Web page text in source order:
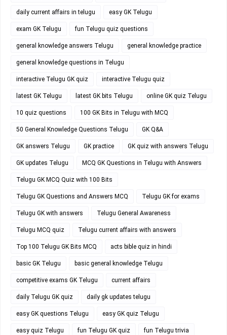
daily current affairs in telugu easy GK Telugu
exam GK Telugu fun Telugu quiz questions
general knowledge answers Telugu general knowledge practice
general knowledge questions in Telugu
interactive Telugu GK quiz interactive Telugu quiz
latest GK Telugu latest GK bits Telugu online GK quiz Telugu
10 quiz questions 100 GK Bits in Telugu with MCQ
50 General Knowledge Questions Telugu GK Q&A
GK answers Telugu GK practice GK quiz with answers Telugu
GK updates Telugu MCQ GK Questions in Telugu with Answers
Telugu GK MCQ Quiz with 100 Bits
Telugu GK Questions and Answers MCQ Telugu GK for exams
Telugu GK with answers Telugu General Awareness
Telugu MCQ quiz Telugu current affairs with answers
Top 100 Telugu GK Bits MCQ acts bible quiz in hindi
basic GK Telugu basic general knowledge Telugu
competitive exams GK Telugu current affairs
daily Telugu GK quiz daily gk updates telugu
easy GK questions Telugu easy GK quiz Telugu
easy quiz Telugu fun Telugu GK quiz fun Telugu trivia